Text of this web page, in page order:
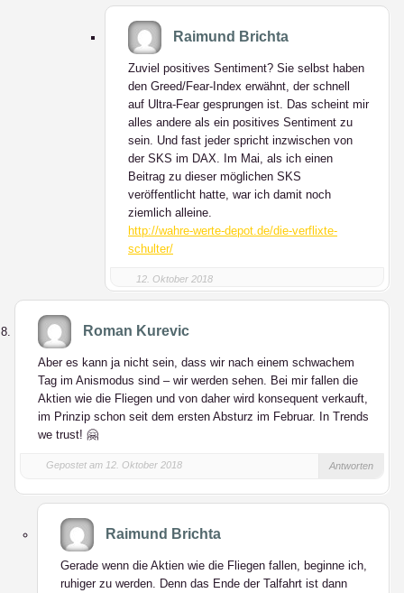
Raimund Brichta
Zuviel positives Sentiment? Sie selbst haben
den Greed/Fear-Index erwähnt, der schnell
auf Ultra-Fear gesprungen ist. Das scheint mir
alles andere als ein positives Sentiment zu
sein. Und fast jeder spricht inzwischen von
der SKS im DAX. Im Mai, als ich einen
Beitrag zu dieser möglichen SKS
veröffentlicht hatte, war ich damit noch
ziemlich alleine.
http://wahre-werte-depot.de/die-verflixte-
schulter/
12. Oktober 2018
Roman Kurevic
Aber es kann ja nicht sein, dass wir nach einem schwachem
Tag im Anismodus sind – wir werden sehen. Bei mir fallen die
Aktien wie die Fliegen und von daher wird konsequent verkauft,
im Prinzip schon seit dem ersten Absturz im Februar. In Trends
we trust! 🤗
Gepostet am 12. Oktober 2018 Antworten
Raimund Brichta
Gerade wenn die Aktien wie die Fliegen fallen, beginne ich,
ruhiger zu werden. Denn das Ende der Talfahrt ist dann